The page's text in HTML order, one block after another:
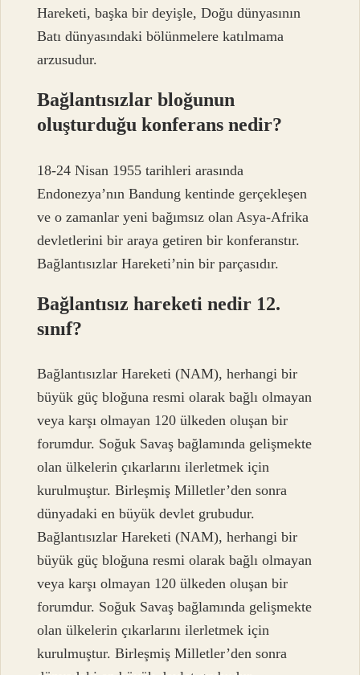
Hareketi, başka bir deyişle, Doğu dünyasının
Batı dünyasındaki bölünmelere katılmama
arzusudur.
Bağlantısızlar bloğunun
oluşturduğu konferans nedir?
18-24 Nisan 1955 tarihleri ​​arasında
Endonezya’nın Bandung kentinde gerçekleşen
ve o zamanlar yeni bağımsız olan Asya-Afrika
devletlerini bir araya getiren bir konferanstır.
Bağlantısızlar Hareketi’nin bir parçasıdır.
Bağlantısız hareketi nedir 12.
sınıf?
Bağlantısızlar Hareketi (NAM), herhangi bir
büyük güç bloğuna resmi olarak bağlı olmayan
veya karşı olmayan 120 ülkeden oluşan bir
forumdur. Soğuk Savaş bağlamında gelişmekte
olan ülkelerin çıkarlarını ilerletmek için
kurulmuştur. Birleşmiş Milletler’den sonra
dünyadaki en büyük devlet grubudur.
Bağlantısızlar Hareketi (NAM), herhangi bir
büyük güç bloğuna resmi olarak bağlı olmayan
veya karşı olmayan 120 ülkeden oluşan bir
forumdur. Soğuk Savaş bağlamında gelişmekte
olan ülkelerin çıkarlarını ilerletmek için
kurulmuştur. Birleşmiş Milletler’den sonra